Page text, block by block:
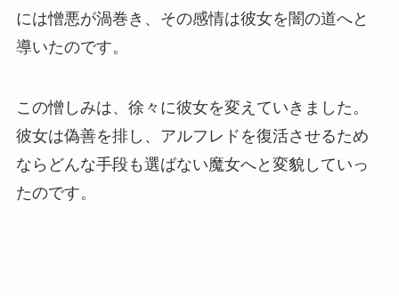
には憎悪が渦巻き、その感情は彼女を闇の道へと
導いたのです。
この憎しみは、徐々に彼女を変えていきました。
彼女は偽善を排し、アルフレドを復活させるため
ならどんな手段も選ばない魔女へと変貌していっ
たのです。